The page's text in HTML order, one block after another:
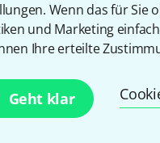
Wenn das für Sie
und Marketing
Ihre erteilte
Geht klar